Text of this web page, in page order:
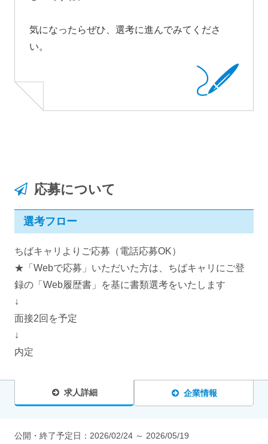
気になったらぜひ、選考に進んでみてくださ
い。
応募について
選考フロー
ちばキャリよりご応募（電話応募OK）
★「Webで応募」いただいた方は、ちばキャリにご登
録の「Web履歴書」を基に書類選考をいたします
↓
面接2回を予定
↓
内定
求人詳細 企業情報
公開・終了予定日： 2026/02/24 ～ 2026/05/19